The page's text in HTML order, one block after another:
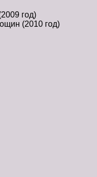
год)
(2010 год)